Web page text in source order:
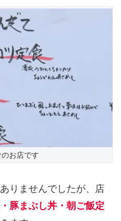
お店です
りませんでしたが、店
豚まぶし丼・朝ご飯定